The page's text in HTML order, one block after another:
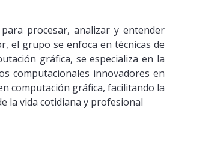
procesar, analizar y entender
el grupo se enfoca en técnicas de
gráfica, se especializa en la
computacionales innovadores en
computación gráfica, facilitando la
la vida cotidiana y profesional